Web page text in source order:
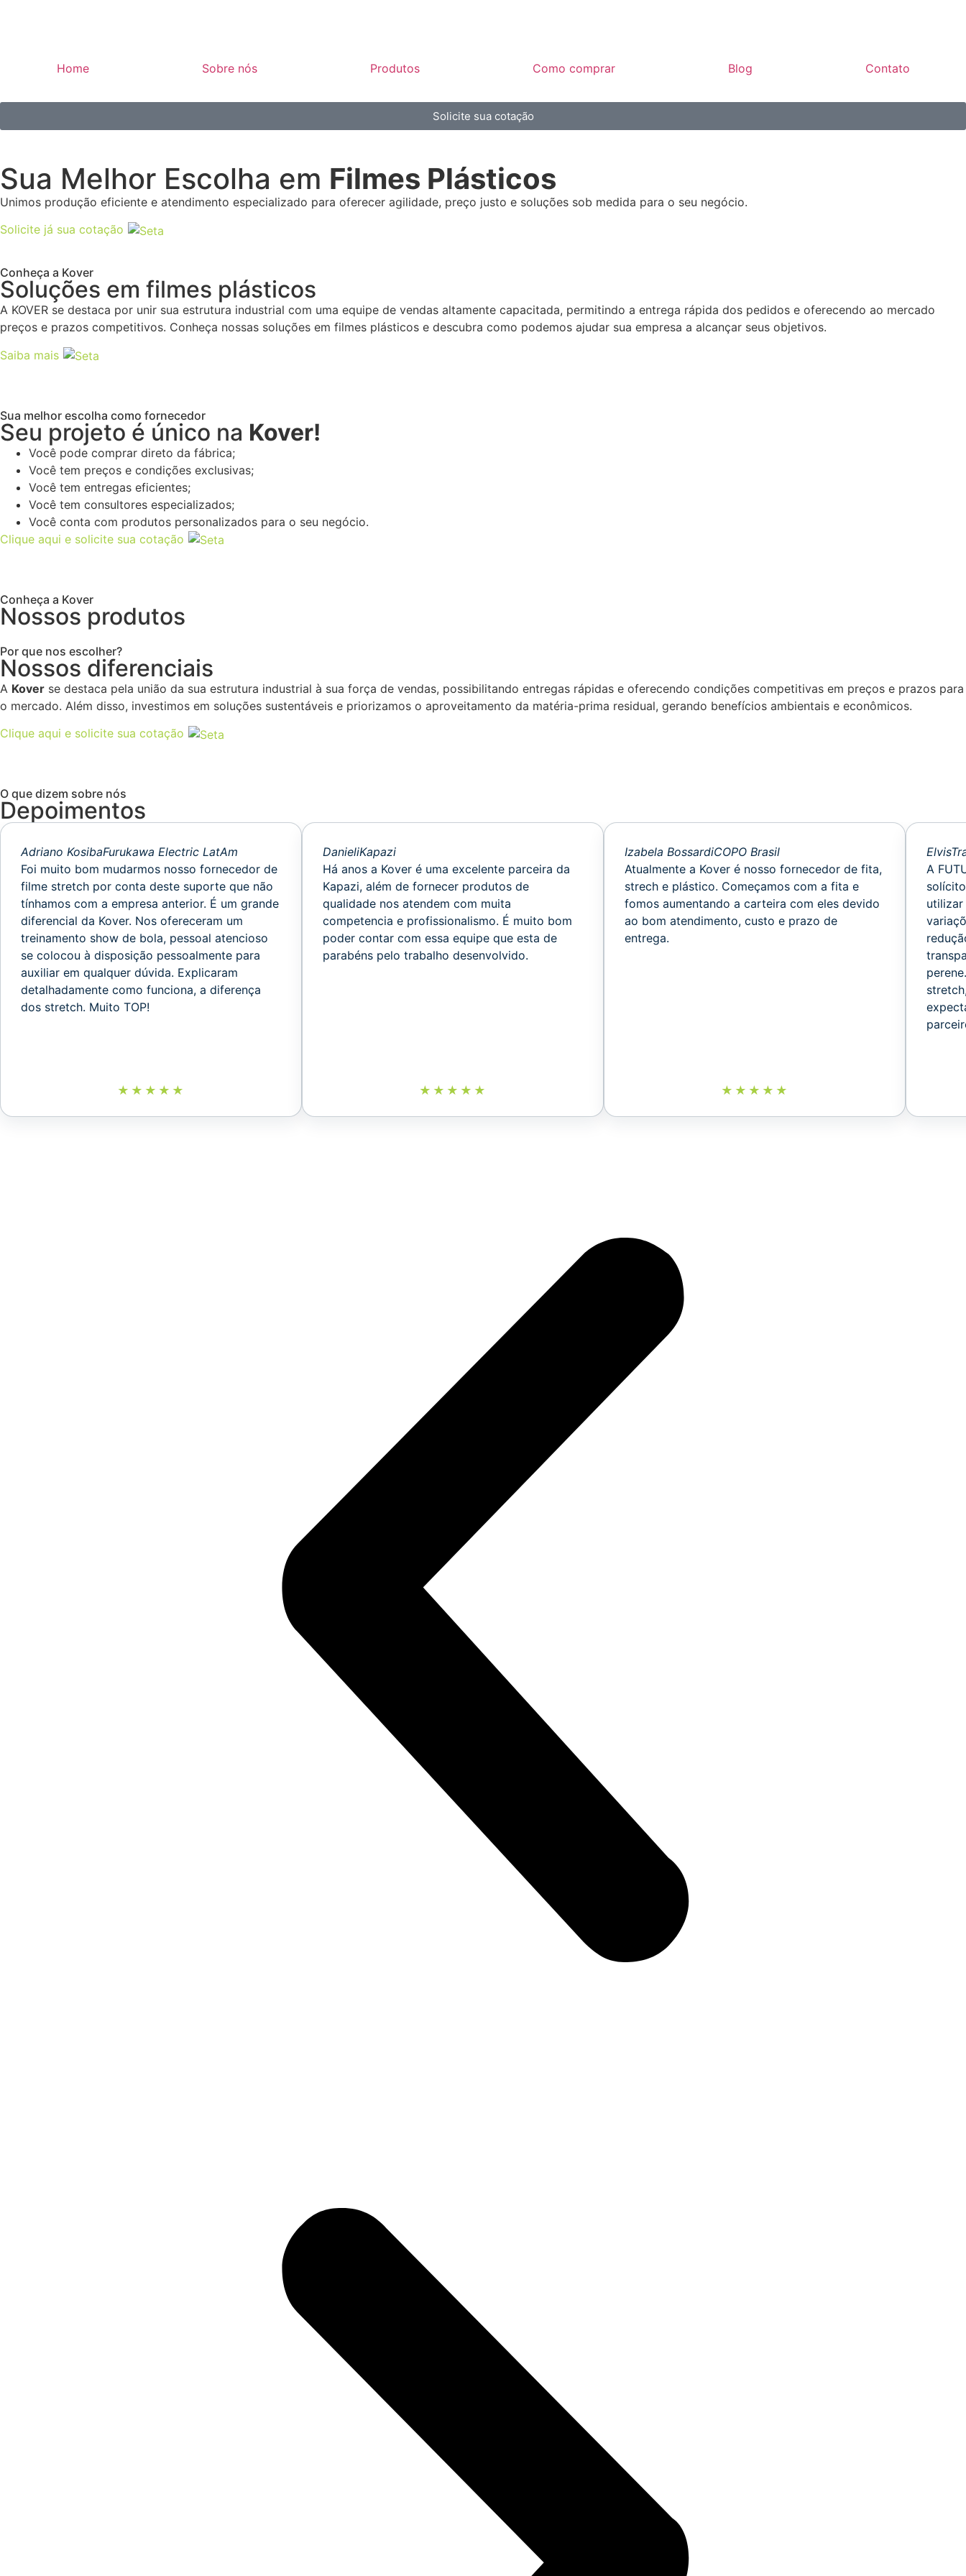
Home Sobre nós Produtos Como comprar Blog Contato
Solicite sua cotação
Sua Melhor Escolha em Filmes Plásticos
Unimos produção eficiente e atendimento especializado para oferecer agilidade, preço justo e soluções sob medida para o seu negócio.
Solicite já sua cotação
Conheça a Kover
Soluções em filmes plásticos
A KOVER se destaca por unir sua estrutura industrial com uma equipe de vendas altamente capacitada, permitindo a entrega rápida dos pedidos e oferecendo ao mercado
preços e prazos competitivos. Conheça nossas soluções em filmes plásticos e descubra como podemos ajudar sua empresa a alcançar seus objetivos.
Saiba mais
Sua melhor escolha como fornecedor
Seu projeto é único na Kover!
Você pode comprar direto da fábrica;
Você tem preços e condições exclusivas;
Você tem entregas eficientes;
Você tem consultores especializados;
Você conta com produtos personalizados para o seu negócio.
Clique aqui e solicite sua cotação
Conheça a Kover
Nossos produtos
Por que nos escolher?
Nossos diferenciais
A Kover se destaca pela união da sua estrutura industrial à sua força de vendas, possibilitando entregas rápidas e oferecendo condições competitivas em preços e prazos para
o mercado. Além disso, investimos em soluções sustentáveis e priorizamos o aproveitamento da matéria-prima residual, gerando benefícios ambientais e econômicos.
Clique aqui e solicite sua cotação
O que dizem sobre nós
Depoimentos
Adriano KosibaFurukawa Electric LatAm
Foi muito bom mudarmos nosso fornecedor de
filme stretch por conta deste suporte que não
tínhamos com a empresa anterior. É um grande
diferencial da Kover. Nos ofereceram um
treinamento show de bola, pessoal atencioso
se colocou à disposição pessoalmente para
auxiliar em qualquer dúvida. Explicaram
detalhadamente como funciona, a diferença
dos stretch. Muito TOP!
DanieliKapazi
Há anos a Kover é uma excelente parceira da
Kapazi, além de fornecer produtos de
qualidade nos atendem com muita
competencia e profissionalismo. É muito bom
poder contar com essa equipe que esta de
parabéns pelo trabalho desenvolvido.
Izabela BossardiCOPO Brasil
Atualmente a Kover é nosso fornecedor de fita,
strech e plástico. Começamos com a fita e
fomos aumentando a carteira com eles devido
ao bom atendimento, custo e prazo de
entrega.
Elvis
A
utilizar